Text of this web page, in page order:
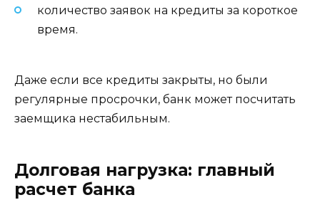
количество заявок на кредиты за короткое
время.
Даже если все кредиты закрыты, но были
регулярные просрочки, банк может посчитать
заемщика нестабильным.
Долговая нагрузка: главный
расчет банка